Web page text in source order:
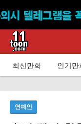
최신만화 인기만
연예인